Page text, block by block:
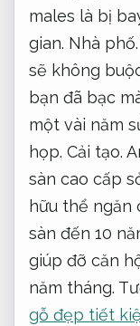
males là bị
gian. Nhà phố.
sẽ không
bạn đã bạc
một vài năm
họp. Cải tạo.
sàn cao cấp
hữu thể ngăn
sàn đến 10
giúp đỡ căn
năm tháng.
gỗ đẹp tiết